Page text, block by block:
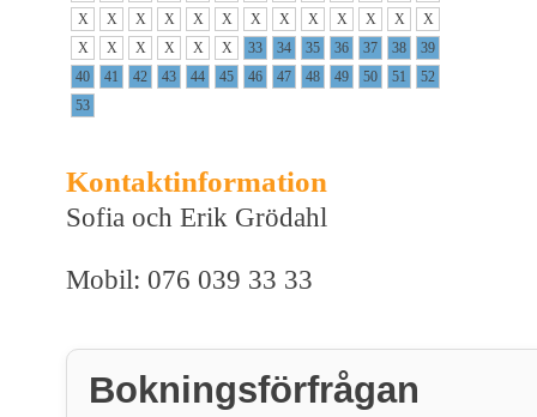
X
X X X X X X X X X X X
X
X
X X X X X 33 34 35 36 37 38
39
40
41 42 43 44 45 46 47 48 49 50 51
52
53
Kontaktinformation
Sofia och Erik Grödahl
Mobil: 076 039 33 33
Bokningsförfrågan